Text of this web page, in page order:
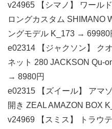
v24965 【シマノ】 ワール
ロングカスタム SHIMANO
ングモデル K_173 → 69980
e02314 【ジャクソン】 ク
ネット 280 JACKSON Qu-
→ 8980円
e02315 【ズイール】 アマ
開き ZEAL AMAZON BOX
v24969 【スミス】 トラウ